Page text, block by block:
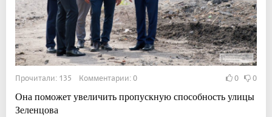
Прочитали: 135 Комментарии: 0 0 0
Она поможет увеличить пропускную способность улицы
Зеленцова